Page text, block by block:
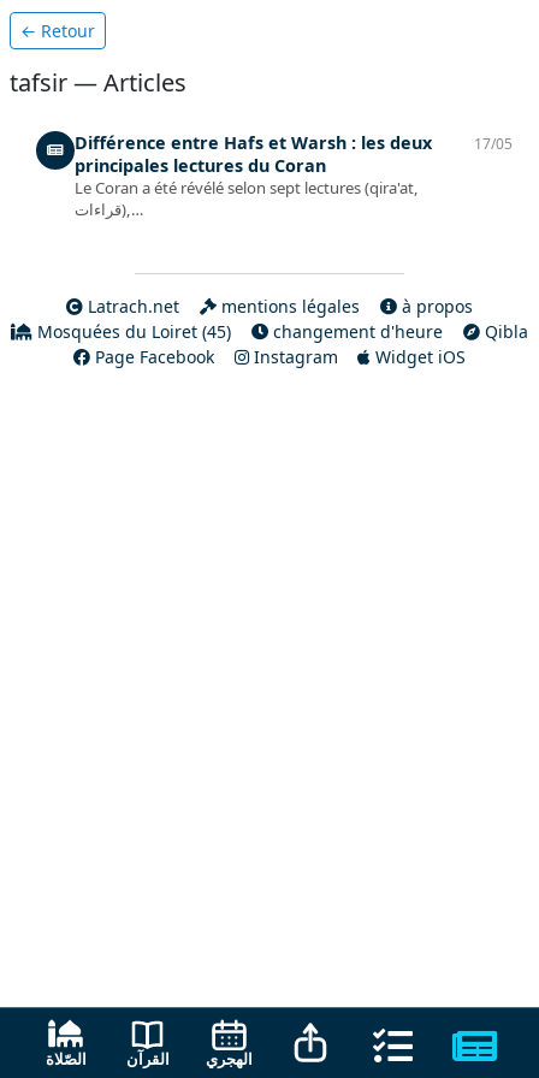
← Retour
tafsir — Articles
Différence entre Hafs et Warsh : les deux
principales lectures du Coran
Le Coran a été révélé selon sept lectures (qira'at,
قراءات),…
17/05
Latrach.net mentions légales
à propos
Mosquées du Loiret (45)
changement d'heure
Qibla
Page Facebook
Instagram Widget iOS
الصّلاة القرآن الهجري